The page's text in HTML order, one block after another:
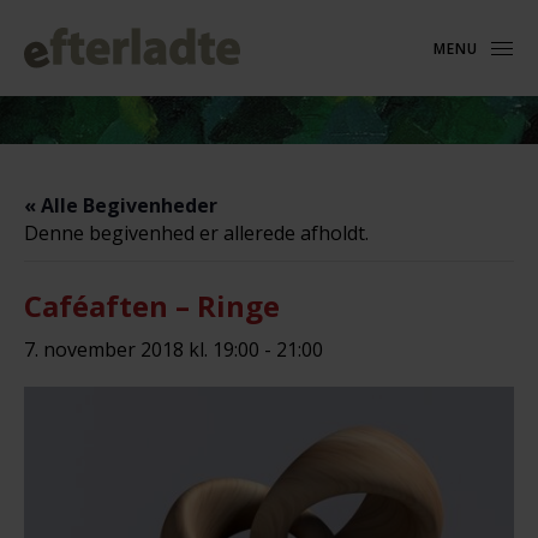
MENU
« Alle Begivenheder
Denne begivenhed er allerede afholdt.
Caféaften – Ringe
7. november 2018 kl. 19:00 - 21:00